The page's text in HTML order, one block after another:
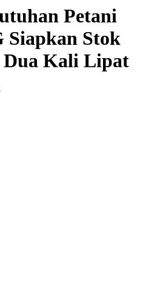
Petani
Siapkan Stok
Dua Kali Lipat